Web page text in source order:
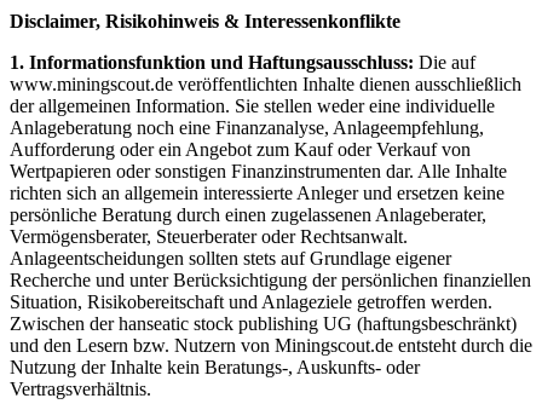
Disclaimer, Risikohinweis & Interessenkonflikte
1. Informationsfunktion und Haftungsausschluss: Die auf
www.miningscout.de veröffentlichten Inhalte dienen ausschließlich
der allgemeinen Information. Sie stellen weder eine individuelle
Anlageberatung noch eine Finanzanalyse, Anlageempfehlung,
Aufforderung oder ein Angebot zum Kauf oder Verkauf von
Wertpapieren oder sonstigen Finanzinstrumenten dar. Alle Inhalte
richten sich an allgemein interessierte Anleger und ersetzen keine
persönliche Beratung durch einen zugelassenen Anlageberater,
Vermögensberater, Steuerberater oder Rechtsanwalt.
Anlageentscheidungen sollten stets auf Grundlage eigener
Recherche und unter Berücksichtigung der persönlichen finanziellen
Situation, Risikobereitschaft und Anlageziele getroffen werden.
Zwischen der hanseatic stock publishing UG (haftungsbeschränkt)
und den Lesern bzw. Nutzern von Miningscout.de entsteht durch die
Nutzung der Inhalte kein Beratungs-, Auskunfts- oder
Vertragsverhältnis.